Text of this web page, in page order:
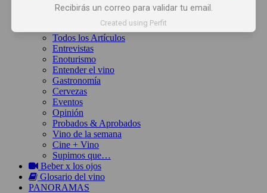
Inicio
Todos los Artículos
Entrevistas
Enoturismo
Entender el vino
Gastronomía
Cervezas
Eventos
Opinión
Probados & Aprobados
Vino de la semana
Cine + Vino
Supimos que…
Beber x los ojos
Glosario del vino
PANORAMAS
Recibirás un correo para validar tu email.
Created using Perfit